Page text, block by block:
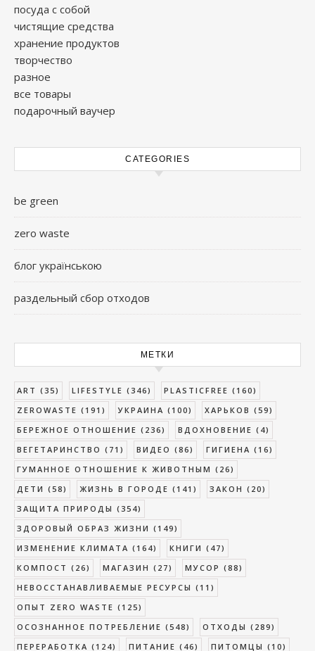
посуда с собой
чистящие средства
хранение продуктов
творчество
разное
все товары
подарочный ваучер
CATEGORIES
be green
zero waste
блог українською
раздельный сбор отходов
МЕТКИ
ART (35) LIFESTYLE (346) PLASTICFREE (160)
ZEROWASTE (191) УКРАИНА (100) ХАРЬКОВ (59)
БЕРЕЖНОЕ ОТНОШЕНИЕ (236) ВДОХНОВЕНИЕ (4)
ВЕГЕТАРИНСТВО (71) ВИДЕО (86) ГИГИЕНА (16)
ГУМАННОЕ ОТНОШЕНИЕ К ЖИВОТНЫМ (26)
ДЕТИ (58) ЖИЗНЬ В ГОРОДЕ (141) ЗАКОН (20)
ЗАЩИТА ПРИРОДЫ (354)
ЗДОРОВЫЙ ОБРАЗ ЖИЗНИ (149)
ИЗМЕНЕНИЕ КЛИМАТА (164) КНИГИ (47)
КОМПОСТ (26) МАГАЗИН (27) МУСОР (88)
НЕВОССТАНАВЛИВАЕМЫЕ РЕСУРСЫ (11)
ОПЫТ ZERO WASTE (125)
ОСОЗНАННОЕ ПОТРЕБЛЕНИЕ (548) ОТХОДЫ (289)
ПЕРЕРАБОТКА (124) ПИТАНИЕ (46) ПИТОМЦЫ (10)